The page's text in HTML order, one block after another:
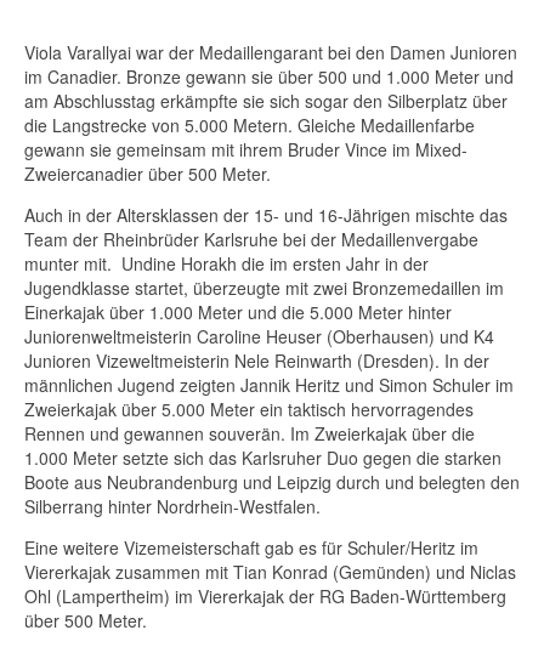
Viola Varallyai war der Medaillengarant bei den Damen Junioren
im Canadier. Bronze gewann sie über 500 und 1.000 Meter und
am Abschlusstag erkämpfte sie sich sogar den Silberplatz über
die Langstrecke von 5.000 Metern. Gleiche Medaillenfarbe
gewann sie gemeinsam mit ihrem Bruder Vince im Mixed-
Zweiercanadier über 500 Meter.
Auch in der Altersklassen der 15- und 16-Jährigen mischte das
Team der Rheinbrüder Karlsruhe bei der Medaillenvergabe
munter mit. Undine Horakh die im ersten Jahr in der
Jugendklasse startet, überzeugte mit zwei Bronzemedaillen im
Einerkajak über 1.000 Meter und die 5.000 Meter hinter
Juniorenweltmeisterin Caroline Heuser (Oberhausen) und K4
Junioren Vizeweltmeisterin Nele Reinwarth (Dresden). In der
männlichen Jugend zeigten Jannik Heritz und Simon Schuler im
Zweierkajak über 5.000 Meter ein taktisch hervorragendes
Rennen und gewannen souverän. Im Zweierkajak über die
1.000 Meter setzte sich das Karlsruher Duo gegen die starken
Boote aus Neubrandenburg und Leipzig durch und belegten den
Silberrang hinter Nordrhein-Westfalen.
Eine weitere Vizemeisterschaft gab es für Schuler/Heritz im
Viererkajak zusammen mit Tian Konrad (Gemünden) und Niclas
Ohl (Lampertheim) im Viererkajak der RG Baden-Württemberg
über 500 Meter.